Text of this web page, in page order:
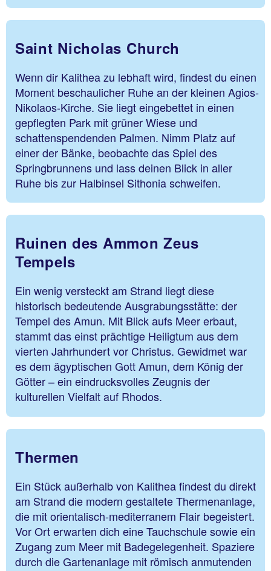
Saint Nicholas Church
Wenn dir Kalithea zu lebhaft wird, findest du einen
Moment beschaulicher Ruhe an der kleinen Agios-
Nikolaos-Kirche. Sie liegt eingebettet in einen
gepflegten Park mit grüner Wiese und
schattenspendenden Palmen. Nimm Platz auf
einer der Bänke, beobachte das Spiel des
Springbrunnens und lass deinen Blick in aller
Ruhe bis zur Halbinsel Sithonia schweifen.
Ruinen des Ammon Zeus
Tempels
Ein wenig versteckt am Strand liegt diese
historisch bedeutende Ausgrabungsstätte: der
Tempel des Amun. Mit Blick aufs Meer erbaut,
stammt das einst prächtige Heiligtum aus dem
vierten Jahrhundert vor Christus. Gewidmet war
es dem ägyptischen Gott Amun, dem König der
Götter – ein eindrucksvolles Zeugnis der
kulturellen Vielfalt auf Rhodos.
Thermen
Ein Stück außerhalb von Kalithea findest du direkt
am Strand die modern gestaltete Thermenanlage,
die mit orientalisch-mediterranem Flair begeistert.
Vor Ort erwarten dich eine Tauchschule sowie ein
Zugang zum Meer mit Badegelegenheit. Spaziere
durch die Gartenanlage mit römisch anmutenden